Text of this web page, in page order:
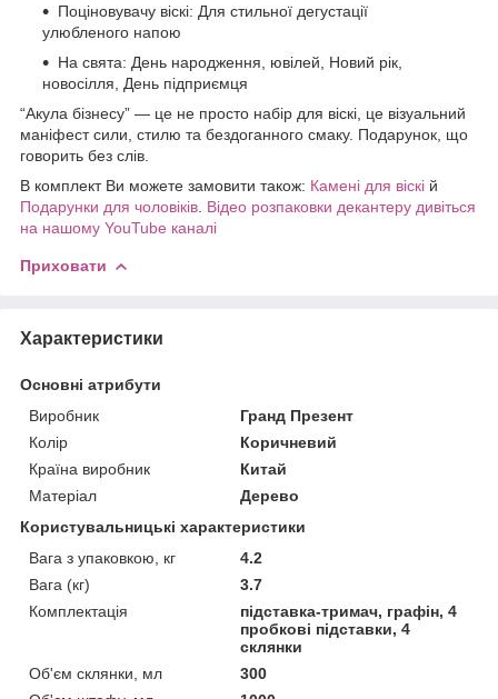
Поціновувачу віскі: Для стильної дегустації
улюбленого напою
На свята: День народження, ювілей, Новий рік,
новосілля, День підприємця
“Акула бізнесу” — це не просто набір для віскі, це візуальний
маніфест сили, стилю та бездоганного смаку. Подарунок, що
говорить без слів.
В комплект Ви можете замовити також: Камені для віскі й
Подарунки для чоловіків Відео розпаковки декантеру дивіться
на нашому YouTube каналі
Приховати
Характеристики
Основні атрибути
Виробник
Гранд Презент
Колір
Коричневий
Країна виробник
Китай
Матеріал
Дерево
Користувальницькі характеристики
Вага з упаковкою, кг
4.2
Вага (кг)
3.7
Комплектація
підставка-тримач, графін, 4
пробкові підставки, 4
склянки
Об'єм склянки, мл
300